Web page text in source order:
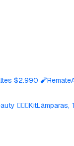
$2.990 🧨Remate
🧘🏼‍♀️KitLámparas,